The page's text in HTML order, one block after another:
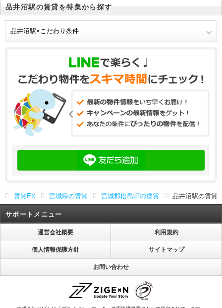
品井沼駅の賃貸を特集から探す
品井沼駅×こだわり条件
賃貸EX 宮城県の賃貸 宮城郡松島町の賃貸 品井沼駅の賃貸
サポートメニュー
運営会社概要 利用規約
個人情報保護方針 サイトマップ
お問い合わせ